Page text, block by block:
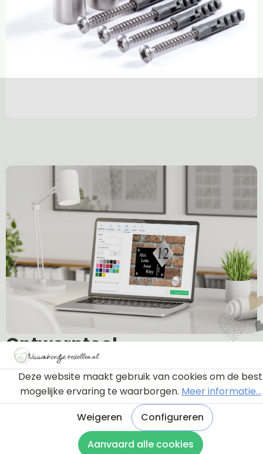
Ontwerptool
Via onderstaande knop komt u bij een instructie en
een tutorial die u een rondleiding geeft door de
ontwerptool. Hierdoor weet u precies hoe u zelf uw
naambordje helemaal kunt aanpassen en naar uw
eigen smaak kunt ontwerpen.
Deze website maakt gebruik van cookies om de best
mogelijke ervaring te waarborgen. Meer informatie...
Weigeren
Configureren
Aanvaard alle cookies